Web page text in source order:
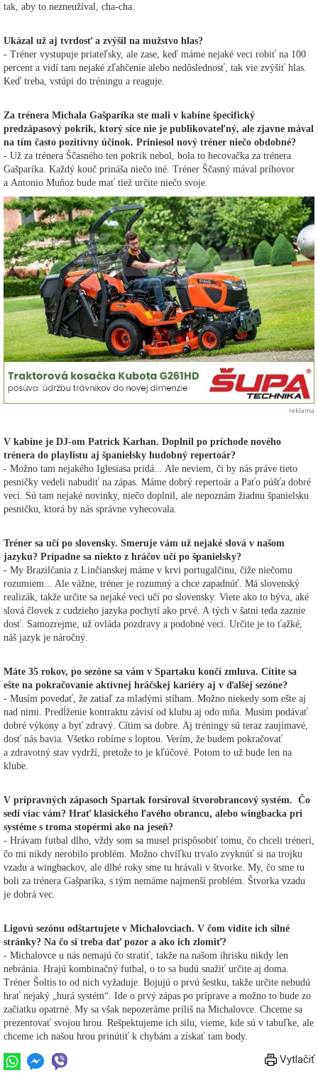
tak, aby to nezneužíval, cha-cha.
Ukázal už aj tvrdosť a zvýšil na mužstvo hlas?
- Tréner vystupuje priateľsky, ale zase, keď máme nejaké veci robiť na 100
percent a vidí tam nejaké zľahčenie alebo nedôslednosť, tak vie zvýšiť hlas.
Keď treba, vstúpi do tréningu a reaguje.
Za trénera Michala Gašparíka ste mali v kabíne špecifický
predzápasový pokrik, ktorý síce nie je publikovateľný, ale zjavne mával
na tím často pozitívny účinok. Priniesol nový tréner niečo obdobné?
- Už za trénera Ščasného ten pokrik nebol, bola to hecovačka za trénera
Gašparíka. Každý kouč prináša niečo iné. Tréner Ščasný mával príhovor
a Antonio Muňoz bude mať tiež určite niečo svoje.
reklama
V kabíne je DJ-om Patrick Karhan. Doplnil po príchode nového
trénera do playlistu aj španielsky hudobný repertoár?
- Možno tam nejakého Iglesiasa pridá... Ale neviem, či by nás práve tieto
pesničky vedeli nabudiť na zápas. Máme dobrý repertoár a Paťo púšťa dobré
veci. Sú tam nejaké novinky, niečo doplnil, ale nepoznám žiadnu španielsku
pesničku, ktorá by nás správne vyhecovala.
Tréner sa učí po slovensky. Smeruje vám už nejaké slová v našom
jazyku? Prípadne sa niekto z hráčov učí po španielsky?
- My Brazilčania z Linčianskej máme v krvi portugalčinu, čiže niečomu
rozumiem... Ale vážne, tréner je rozumný a chce zapadnúť. Má slovenský
realizák, takže určite sa nejaké veci učí po slovensky. Viete ako to býva, aké
slová človek z cudzieho jazyka pochytí ako prvé. A tých v šatni teda zaznie
dosť. Samozrejme, už ovláda pozdravy a podobné veci. Určite je to ťažké,
náš jazyk je náročný.
Máte 35 rokov, po sezóne sa vám v Spartaku končí zmluva. Cítite sa
ešte na pokračovanie aktívnej hráčskej kariéry aj v ďalšej sezóne?
- Musím povedať, že zatiaľ za mladými stíham. Možno niekedy som ešte aj
nad nimi. Predĺženie kontraktu závisí od klubu aj odo mňa. Musím podávať
dobré výkony a byť zdravý. Cítim sa dobre. Aj tréningy sú teraz zaujímavé,
dosť nás bavia. Všetko robíme s loptou. Verím, že budem pokračovať
a zdravotný stav vydrží, pretože to je kľúčové. Potom to už bude len na
klube.
V prípravných zápasoch Spartak forsíroval štvorobrancový systém. Čo
sedí viac vám? Hrať klasického ľavého obrancu, alebo wingbacka pri
systéme s troma stopérmi ako na jeseň?
- Hrávam futbal dlho, vždy som sa musel prispôsobiť tomu, čo chceli tréneri,
čo mi nikdy nerobilo problém. Možno chvíľku trvalo zvyknúť si na trojku
vzadu a wingbackov, ale dlhé roky sme tu hrávali v štvorke. My, čo sme tu
boli za trénera Gašparíka, s tým nemáme najmenší problém. Štvorka vzadu
je dobrá vec.
Ligovú sezónu odštartujete v Michalovciach. V čom vidíte ich silné
stránky? Na čo si treba dať pozor a ako ich zlomiť?
- Michalovce u nás nemajú čo stratiť, takže na našom ihrisku nikdy len
nebránia. Hrajú kombinačný futbal, o to sa budú snažiť určite aj doma.
Tréner Šoltis to od nich vyžaduje. Bojujú o prvú šestku, takže určite nebudú
hrať nejaký „hurá systém“. Ide o prvý zápas po príprave a možno to bude zo
začiatku opatrné. My sa však nepozeráme príliš na Michalovce. Chceme sa
prezentovať svojou hrou. Rešpektujeme ich silu, vieme, kde sú v tabuľke, ale
chceme ich našou hrou prinútiť k chybám a získať tam body.
Vytlačiť